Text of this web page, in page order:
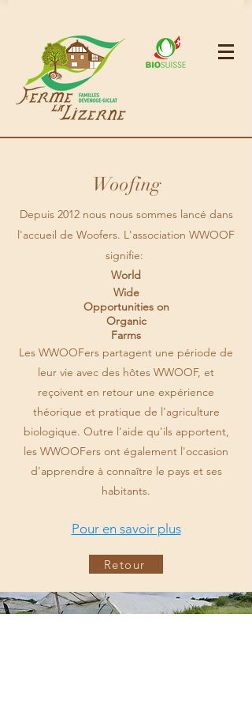
Woofing
Depuis 2012 nous nous sommes lancé dans
l'accueil de Woofers. L'association WWOOF
signifie:
World
Wide
Opportunities on
Organic
Farms
Les WWOOFers partagent une période de
leur vie avec des hôtes WWOOF, et
reçoivent en retour une expérience
théorique et pratique de l'agriculture
biologique. Outre l'aide qu'ils apportent,
les WWOOFers ont également l'occasion
d'apprendre à connaître le pays et ses
habitants.
Pour en savoir plus
Retour